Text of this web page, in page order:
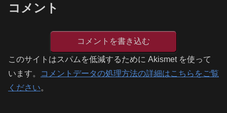
コメント
コメントを書き込む
このサイトはスパムを低減するために Akismet を使って
います。
コメントデータの処理方法の詳細はこちらをご覧
ください。